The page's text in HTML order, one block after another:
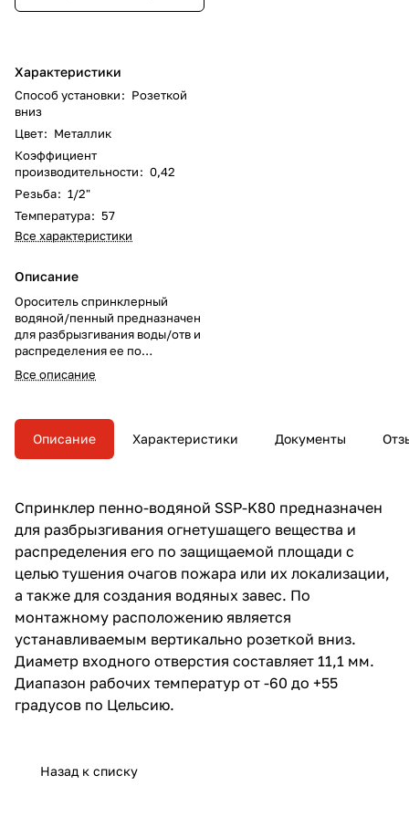
Характеристики
Способ установки: Розеткой
вниз
Цвет: Металлик
Коэффициент
производительности: 0,42
Резьба: 1/2"
Температура: 57
Все характеристики
Описание
Ороситель спринклерный
водяной/пенный предназначен
для разбрызгивания воды/отв и
распределения ее по
защищаемой площади с целью
тушения очагов пожара или их
создания водяных завес в
автоматических установках
пожаротушения.
Все описание
Описание Характеристики Документы
Спринклер пенно-водяной SSP-K80 предназначен
для разбрызгивания огнетушащего вещества и
распределения его по защищаемой площади с
целью тушения очагов пожара или их локализации,
а также для создания водяных завес. По
монтажному расположению является
устанавливаемым вертикально розеткой вниз.
Диаметр входного отверстия составляет 11,1 мм.
Диапазон рабочих температур от -60 до +55
градусов по Цельсию.
Назад к списку